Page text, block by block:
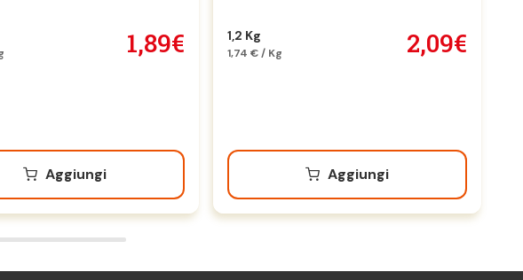
1,89€
Aggiungi
1,2 Kg
1,74 € / Kg 2,09€
Aggiungi